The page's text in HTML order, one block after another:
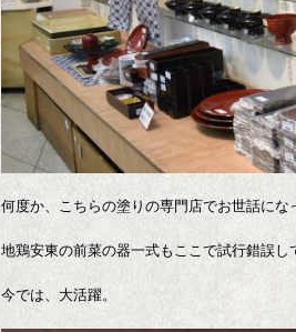
何度か、こちらの塗りの専門店でお世話にな
地鶏安東の前菜の器一式もここで試行錯誤し
今では、大活躍。